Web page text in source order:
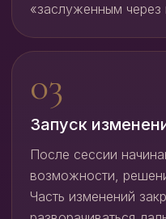
«заслуженным через
Запуск
После сессии
возможности,
Часть изменений